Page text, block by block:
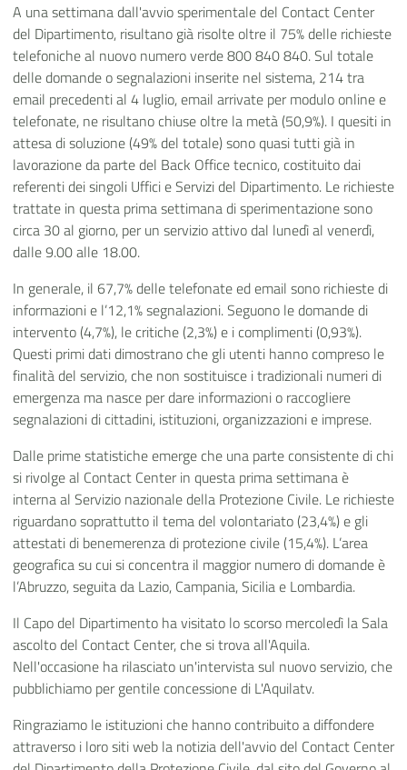
A una settimana dall'avvio sperimentale del Contact Center
del Dipartimento, risultano già risolte oltre il 75% delle richieste
telefoniche al nuovo numero verde 800 840 840. Sul totale
delle domande o segnalazioni inserite nel sistema, 214 tra
email precedenti al 4 luglio, email arrivate per modulo online e
telefonate, ne risultano chiuse oltre la metà (50,9%). I quesiti in
attesa di soluzione (49% del totale) sono quasi tutti già in
lavorazione da parte del Back Office tecnico, costituito dai
referenti dei singoli Uffici e Servizi del Dipartimento. Le richieste
trattate in questa prima settimana di sperimentazione sono
circa 30 al giorno, per un servizio attivo dal lunedì al venerdì,
dalle 9.00 alle 18.00.
In generale, il 67,7% delle telefonate ed email sono richieste di
informazioni e l’12,1% segnalazioni. Seguono le domande di
intervento (4,7%), le critiche (2,3%) e i complimenti (0,93%).
Questi primi dati dimostrano che gli utenti hanno compreso le
finalità del servizio, che non sostituisce i tradizionali numeri di
emergenza ma nasce per dare informazioni o raccogliere
segnalazioni di cittadini, istituzioni, organizzazioni e imprese.
Dalle prime statistiche emerge che una parte consistente di chi
si rivolge al Contact Center in questa prima settimana è
interna al Servizio nazionale della Protezione Civile. Le richieste
riguardano soprattutto il tema del volontariato (23,4%) e gli
attestati di benemerenza di protezione civile (15,4%). L’area
geografica su cui si concentra il maggior numero di domande è
l’Abruzzo, seguita da Lazio, Campania, Sicilia e Lombardia.
Il Capo del Dipartimento ha visitato lo scorso mercoledì la Sala
ascolto del Contact Center, che si trova all'Aquila.
Nell'occasione ha rilasciato un'intervista sul nuovo servizio, che
pubblichiamo per gentile concessione di L'Aquilatv.
Ringraziamo le istituzioni che hanno contribuito a diffondere
attraverso i loro siti web la notizia dell'avvio del Contact Center